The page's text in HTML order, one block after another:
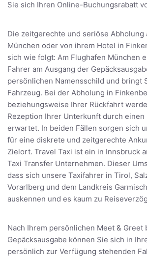
Sie sich Ihren Online-Buchungsrabatt
Die zeitgerechte und seriöse Abholung
München oder von ihrem Hotel in
sich wie folgt: Am Flughafen München
Fahrer am Ausgang der
persönlichen Namensschild und bringt
Fahrzeug. Bei der Abholung in
beziehungsweise Ihrer Rückfahrt
Rezeption Ihrer Unterkunft durch
erwartet. In beiden Fällen sorgen sich
für eine diskrete und zeitgerechte
Zielort. Travel Taxi ist ein in Innsbruck
Taxi Transfer Unternehmen. Dieser
dass sich unsere Taxifahrer in Tirol,
Vorarlberg und dem Landkreis
auskennen und es kaum zu
Nach Ihrem persönlichen Meet & Greet
Gepäcksausgabe können Sie sich in
persönlich zur Verfügung stehenden